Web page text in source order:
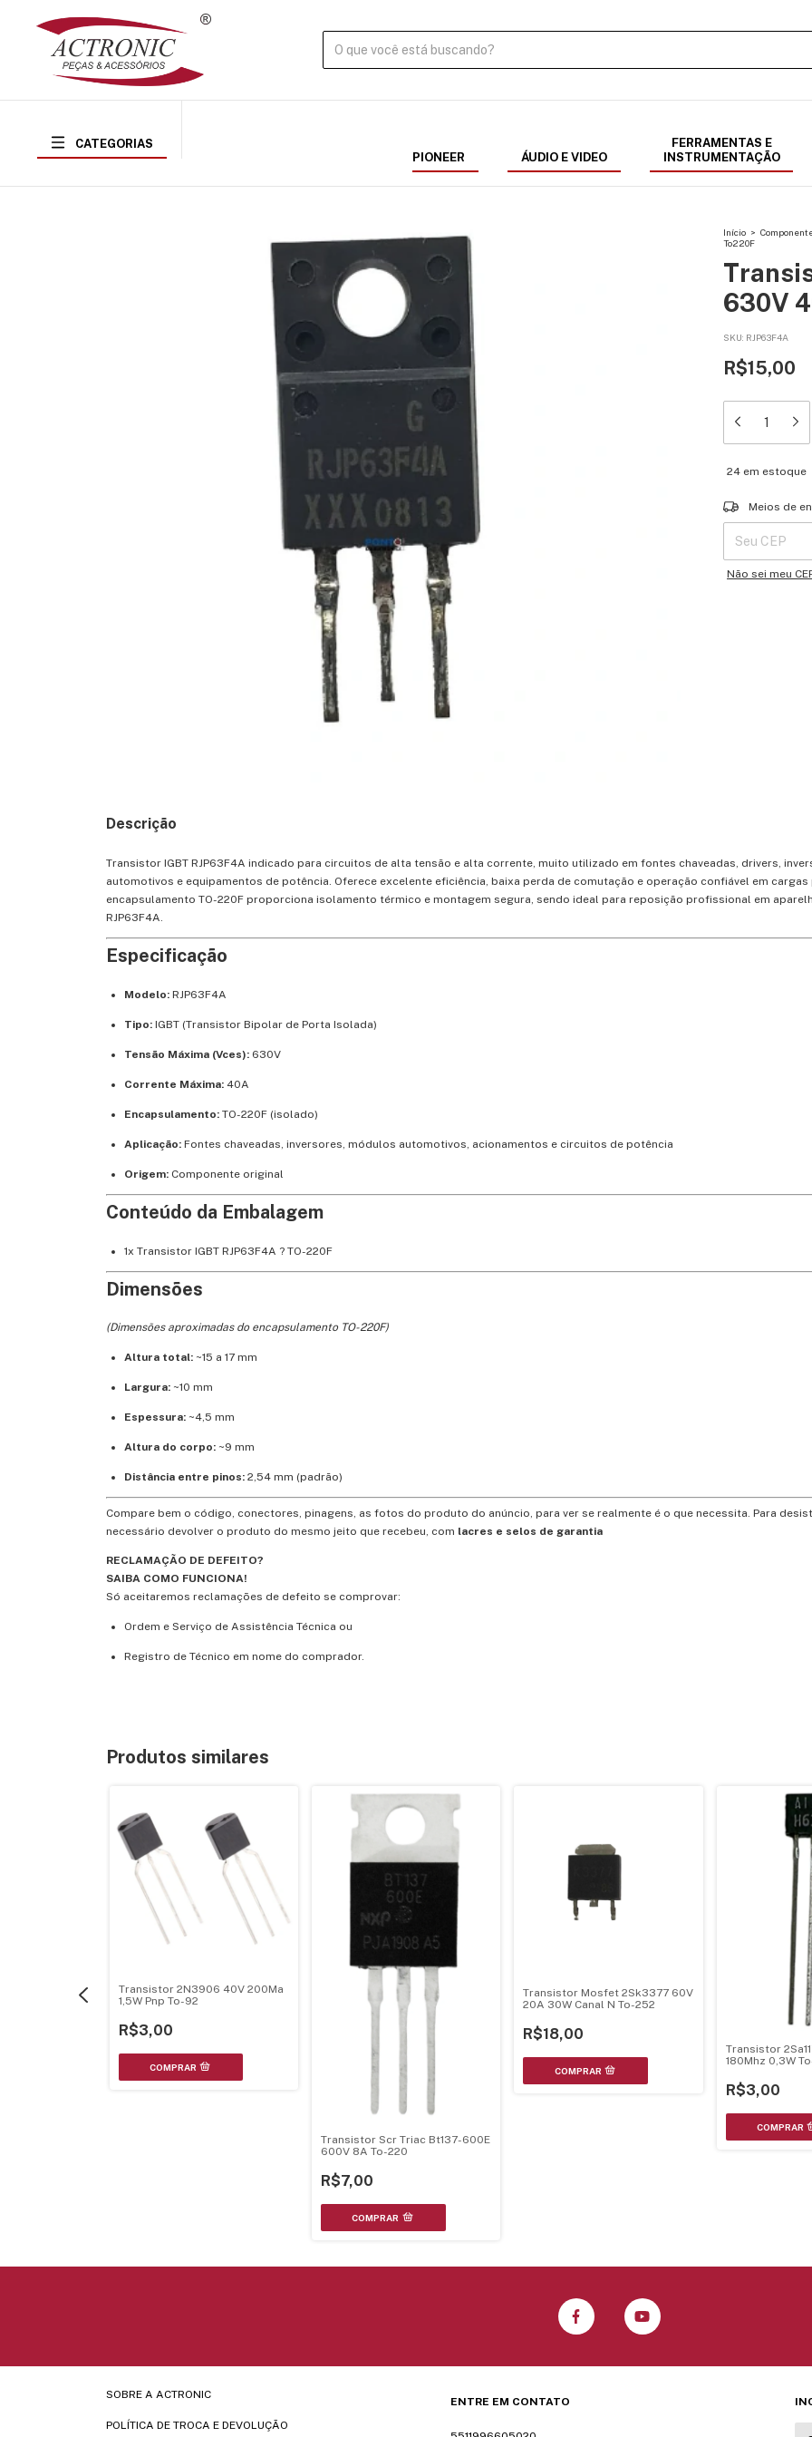
CATEGORIAS
PIONEER
ÁUDIO E VIDEO
FERRAMENTAS E
INSTRUMENTAÇÃO
Início >
To220F
630V
SKU: RJP63F4A
R$15,00
24em estoque
Entregas para o
Meios de
Não sei meu
Descrição
Transistor IGBT RJP63F4A indicado para circuitos de alta tensão e alta corrente, muito utilizado em fontes chaveadas, drivers,
automotivos e equipamentos de potência. Oferece excelente eficiência, baixa perda de comutação e operação confiável em cargas
encapsulamento TO-220F proporciona isolamento térmico e montagem segura, sendo ideal para reposição profissional em
RJP63F4A.
Especificação
Modelo: RJP63F4A
Tipo: IGBT (Transistor Bipolar de Porta Isolada)
Tensão Máxima (Vces): 630V
Corrente Máxima: 40A
Encapsulamento: TO-220F (isolado)
Aplicação: Fontes chaveadas, inversores, módulos automotivos, acionamentos e circuitos de potência
Origem: Componente original
Conteúdo da Embalagem
1x Transistor IGBT RJP63F4A ? TO-220F
Dimensões
(Dimensões aproximadas do encapsulamento TO-220F)
Altura total: ~15 a 17 mm
Largura: ~10 mm
Espessura: ~4,5 mm
Altura do corpo: ~9 mm
Distância entre pinos: 2,54 mm (padrão)
Compare bem o código, conectores, pinagens, as fotos do produto do anúncio, para ver se realmente é o que necessita. Para
necessário devolver o produto do mesmo jeito que recebeu, com lacres e selos de garantia
RECLAMAÇÃO DE DEFEITO?
SAIBA COMO FUNCIONA!
Só aceitaremos reclamações de defeito se comprovar:
Ordem e Serviço de Assistência Técnica ou
Registro de Técnico em nome do comprador.
Produtos similares
Transistor 2N3906 40V 200Ma
1,5W Pnp To-92
R$3,00
Transistor Scr Triac Bt137-600E
600V 8A To-220
R$7,00
Transistor Mosfet 2Sk3377 60V
20A 30W Canal N To-252
R$18,00
Transistor
180Mhz 0,3W
R$3,00
SOBRE A ACTRONIC
POLÍTICA DE TROCA E DEVOLUÇÃO
ENTRE EM CONTATO